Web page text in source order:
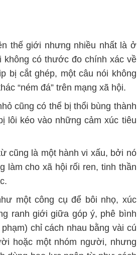
thế giới nhưng nhiều nhất là ở
không có thước đo chính xác về
bị cắt ghép, một câu nói không
“ném đá” trên mạng xã hội.
cũng có thể bị thổi bùng thành
lôi kéo vào những cảm xúc tiêu
cũng là một hànhvi xấu, bởi nó
làm cho xã hội rối ren, tinh thần
một công cụ để bôi nhọ, xúc
ranh giới giữa góp ý, phê bình
phạm) chỉ cách nhau bằng vài cú
hoặc một nhóm người, nhưng